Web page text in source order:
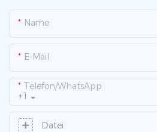
Name
E-Mail
+1
Telefon/WhatsApp
Datei